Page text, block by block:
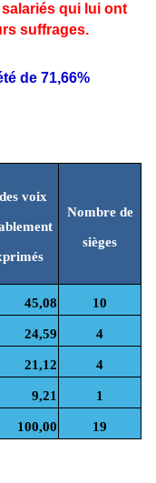
qui lui ont
suffrages.
de 71,66%
voix
Nombre de
sièges
45,08 10
24,59 4
21,12 4
9,21 1
100,00 19